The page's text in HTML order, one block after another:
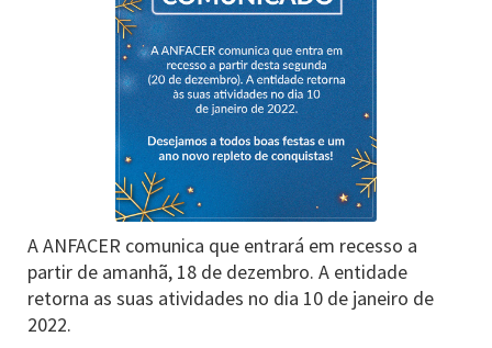
A ANFACER comunica que entrará em recesso a
partir de amanhã, 18 de dezembro. A entidade
retorna as suas atividades no dia 10 de janeiro de
2022.